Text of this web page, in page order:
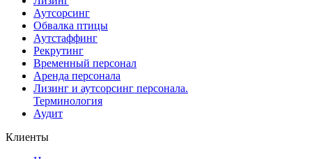
Аутсорсинг
Обвалка птицы
Аутстаффинг
Рекрутинг
Временный персонал
Аренда персонала
Лизинг и аутсорсинг персонала.
Терминология
Аудит
Клиенты